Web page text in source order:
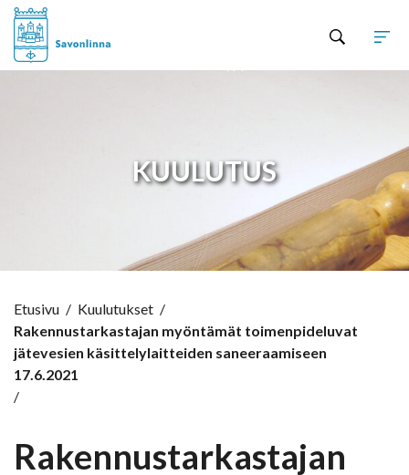
KUULUTUS
Etusivu / Kuulutukset /
Rakennustarkastajan myöntämät toimenpideluvat
jätevesien käsittelylaitteiden saneeraamiseen
17.6.2021
/
Rakennustarkastajan